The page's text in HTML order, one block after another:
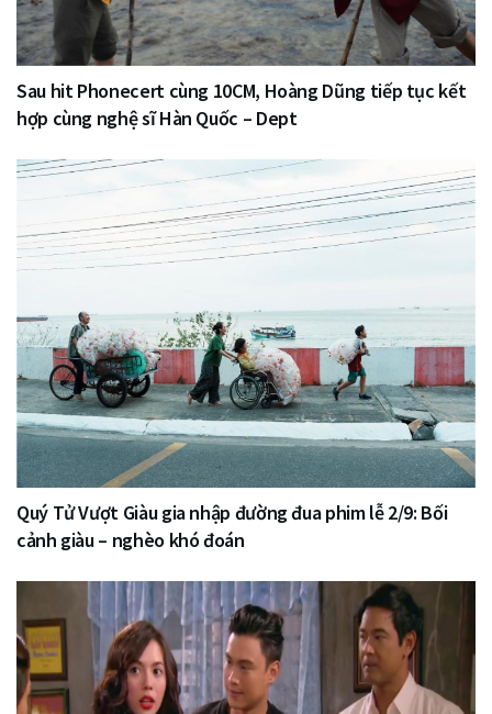
Sau hit Phonecert cùng 10CM, Hoàng Dũng tiếp tục kết
hợp cùng nghệ sĩ Hàn Quốc – Dept
Quý Tử Vượt Giàu gia nhập đường đua phim lễ 2/9: Bối
cảnh giàu – nghèo khó đoán